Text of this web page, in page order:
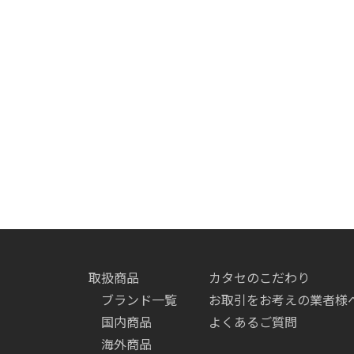
取扱商品
ブランド一覧
国内商品
海外商品
カタセのこだわり
お取引をお考えの業者様
よくあるご質問